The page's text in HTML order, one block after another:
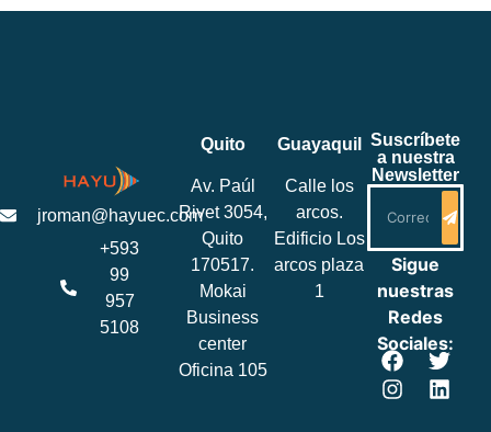
jroman@hayuec.com
+593
99
957
5108
Quito
Av. Paúl
Rivet 3054,
Quito
170517.
Mokai
Business
center
Oficina 105
Guayaquil
Calle los
arcos.
Edificio Los
arcos plaza
1
Suscríbete
a nuestra
Newsletter
Sigue
nuestras
Redes
Sociales: